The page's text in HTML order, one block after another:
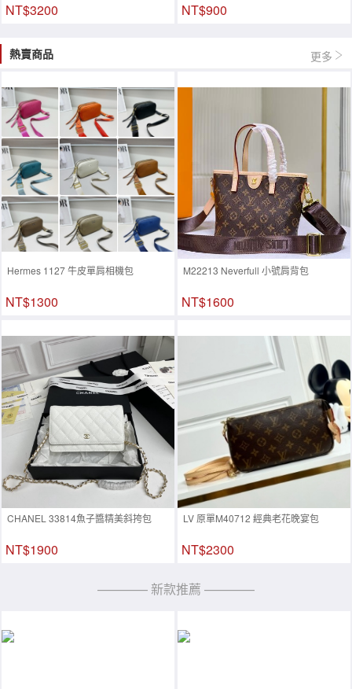
NT$3200 NT$900
熱賣商品 更多
Hermes 1127 牛皮單肩相機包
NT$1300
M22213 Neverfull 小號肩背包
NT$1600
CHANEL 33814魚子醬精美斜挎包
NT$1900
LV 原單M40712 經典老花晚宴包
NT$2300
———— 新款推薦 ————